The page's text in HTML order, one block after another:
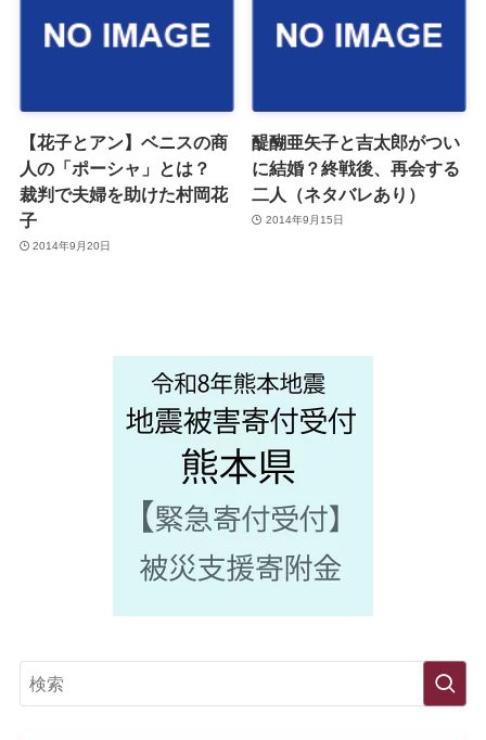
【花子とアン】ベニスの商
人の「ポーシャ」とは？
裁判で夫婦を助けた村岡花
子
2014年9月20日
醍醐亜矢子と吉太郎がつい
に結婚？終戦後、再会する
二人（ネタバレあり）
2014年9月15日